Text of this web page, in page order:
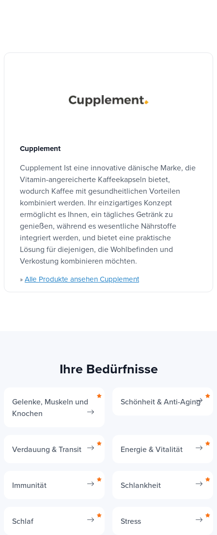
Konzentrierter
Einschließlich pac
60 Kapseln
Produkttyp
Super-Lebensmittel
Cupplement
Cupplement Ist eine innovative dänische Marke, die
Vitamin-angereicherte Kaffeekapseln bietet,
wodurch Kaffee mit gesundheitlichen Vorteilen
kombiniert werden. Ihr einzigartiges Konzept
ermöglicht es Ihnen, ein tägliches Getränk zu
genießen, während es wesentliche Nährstoffe
integriert werden, und bietet eine praktische
Lösung für diejenigen, die Wohlbefinden und
Verkostung kombinieren möchten.
» Alle Produkte ansehen Cupplement
Ihre Bedürfnisse
Gelenke, Muskeln und
Knochen
Schönheit & Anti-Aging
Verdauung & Transit Energie & Vitalität
Immunität Schlankheit
Schlaf Stress